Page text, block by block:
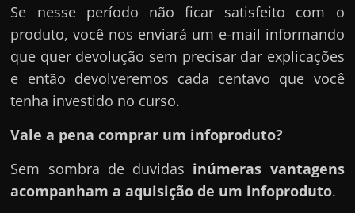
Se nesse período não ficar satisfeito com o
produto, você nos enviará um e-mail informando
que quer devolução sem precisar dar explicações
e então devolveremos cada centavo que você
tenha investido no curso.
Vale a pena comprar um infoproduto?
Sem sombra de duvidas inúmeras vantagens
acompanham a aquisição de um infoproduto.